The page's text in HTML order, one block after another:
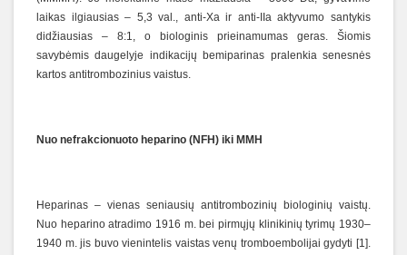
laikas ilgiausias – 5,3 val., anti-Xa ir anti-IIa aktyvumo santykis
didžiausias – 8:1, o biologinis prieinamumas geras. Šiomis
savybėmis daugelyje indikacijų bemiparinas pralenkia senesnės
kartos antitrombozinius vaistus.
Nuo nefrakcionuoto heparino (NFH) iki MMH
Heparinas – vienas seniausių antitrombozinių biologinių vaistų.
Nuo heparino atradimo 1916 m. bei pirmųjų klinikinių tyrimų 1930–
1940 m. jis buvo vienintelis vaistas venų tromboembolijai gydyti [1].